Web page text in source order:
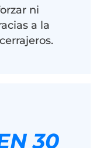
ni
a la
30